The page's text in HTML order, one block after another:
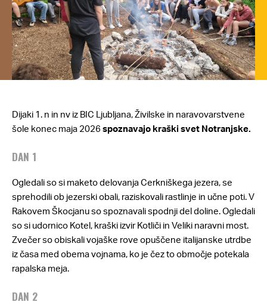
Dijaki 1. n in nv iz BIC Ljubljana, Živilske in naravovarstvene
šole konec maja 2026 spoznavajo kraški svet Notranjske.
DAN 1
Ogledali so si maketo delovanja Cerkniškega jezera, se
sprehodili ob jezerski obali, raziskovali rastlinje in učne poti. V
Rakovem Škocjanu so spoznavali spodnji del doline. Ogledali
so si udornico Kotel, kraški izvir Kotliči in Veliki naravni most.
Zvečer so obiskali vojaške rove opuščene italijanske utrdbe
iz časa med obema vojnama, ko je čez to območje potekala
rapalska meja.
DAN 2